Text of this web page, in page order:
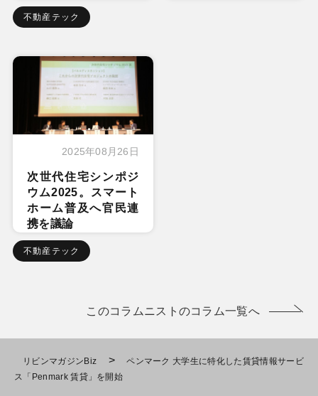
不動産テック
2025年08月26日
次世代住宅シンポジ
ウム2025。スマート
ホーム普及へ官民連
携を議論
不動産テック
このコラムニストのコラム一覧へ
リビンマガジンBiz >
ペンマーク 大学生に特化した賃貸情報サービ
ス「Penmark 賃貸」を開始